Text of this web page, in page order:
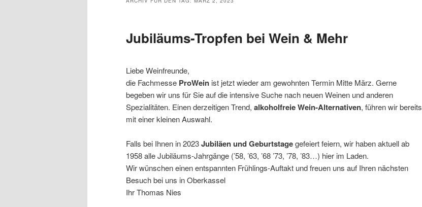
Jubiläums-Tropfen bei Wein & Mehr
Liebe Weinfreunde,
die Fachmesse ProWein ist jetzt wieder am gewohnten Termin Mitte März. Gerne
begeben wir uns für Sie auf die intensive Suche nach neuen Weinen und anderen
Spezialitäten. Einen derzeitigen Trend, alkoholfreie Wein-Alternativen, führen wir bereits
mit einer kleinen Auswahl.
Falls bei Ihnen in 2023Jubiläen und Geburtstagegefeiert feiern, wir haben aktuell ab
1958 alle Jubiläums-Jahrgänge (’58, ’63, ’68 ’73, ’78, ’83…) hier im Laden.
Wir wünschen einen entspannten Frühlings-Auftakt und freuen uns auf Ihren nächsten
Besuch bei uns in Oberkassel
Ihr Thomas Nies